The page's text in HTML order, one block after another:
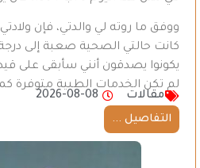
ووفق ما روته لي والدتي، فإن
كانت حالتي الصحية صعبة إلى
يكونوا يصدقون أنني سأبقى على
لم تكن الخدمات الطبية متوفرة
مقالات
2026-08-08
التفاصيل ...